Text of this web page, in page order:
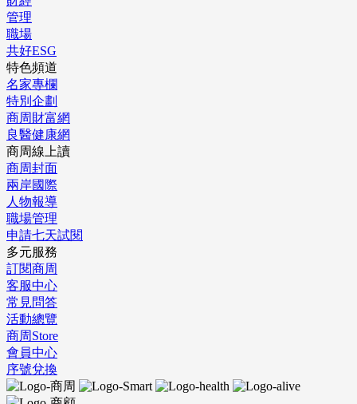
管理
職場
共好ESG
特色頻道
名家專欄
特別企劃
商周財富網
良醫健康網
商周線上讀
商周封面
兩岸國際
人物報導
職場管理
申請七天試閱
多元服務
訂閱商周
客服中心
常見問答
活動總覽
商周Store
會員中心
序號兌換